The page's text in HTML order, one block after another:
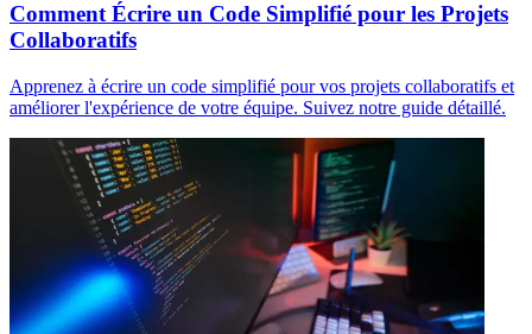
Comment Écrire un Code Simplifié pour les Projets
Collaboratifs
Apprenez à écrire un code simplifié pour vos projets collaboratifs et
améliorer l'expérience de votre équipe. Suivez notre guide détaillé.